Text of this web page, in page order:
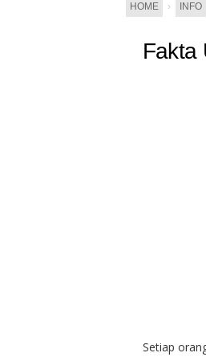
HOME › INFO
Fakta
Setiap